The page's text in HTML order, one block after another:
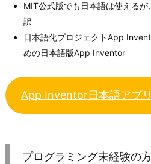
MIT公式版でも日本語は使える
訳
日本語化プロジェクトApp
めの日本語版App Inventor
App Inventor日本語アプ
プログラミング未経験の